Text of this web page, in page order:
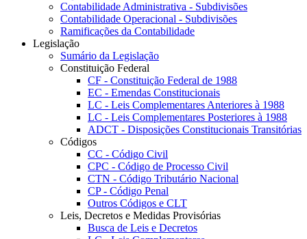
Contabilidade Administrativa - Subdivisões
Contabilidade Operacional - Subdivisões
Ramificações da Contabilidade
Legislação
Sumário da Legislação
Constituição Federal
CF - Constituição Federal de 1988
EC - Emendas Constitucionais
LC - Leis Complementares Anteriores à 1988
LC - Leis Complementares Posteriores à 1988
ADCT - Disposições Constitucionais Transitórias
Códigos
CC - Código Civil
CPC - Código de Processo Civil
CTN - Código Tributário Nacional
CP - Código Penal
Outros Códigos e CLT
Leis, Decretos e Medidas Provisórias
Busca de Leis e Decretos